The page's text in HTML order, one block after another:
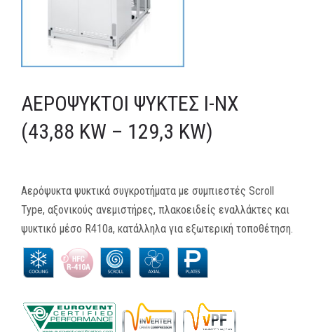
ΕΥΚΑΙΡΙΕΣ ΕΡΓΑΣΙΑΣ
E-SHOP
ΑΕΡΌΨΥΚΤΟΙ ΨΎΚΤΕΣ I-NX
(43,88 KW – 129,3 KW)
Αερόψυκτα ψυκτικά συγκροτήματα με συμπιεστές Scroll
Type, αξονικούς ανεμιστήρες, πλακοειδείς εναλλάκτες και
ψυκτικό μέσο R410a, κατάλληλα για εξωτερική τοποθέτηση.